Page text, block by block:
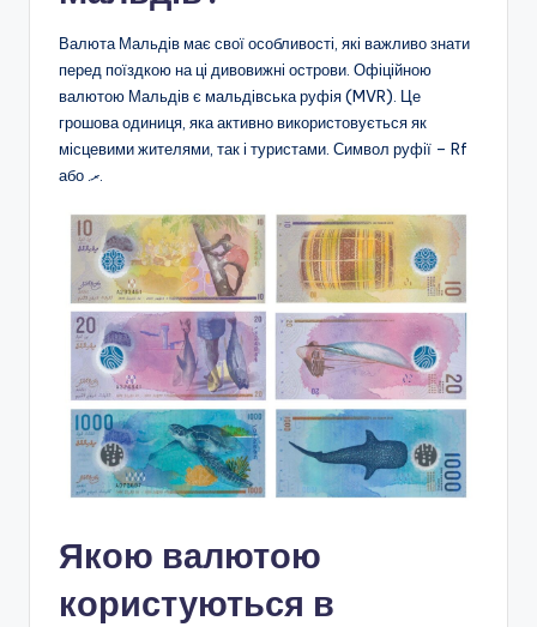
Валюта Мальдів має свої особливості, які важливо знати
перед поїздкою на ці дивовижні острови. Офіційною
валютою Мальдів є мальдівська руфія (MVR). Це
грошова одиниця, яка активно використовується як
місцевими жителями, так і туристами. Символ руфії – Rf
Якою валютою
користуються в